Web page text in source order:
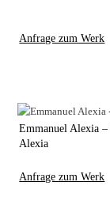
Anfrage zum Werk
Emmanuel Alexia
Alexia
Anfrage zum Werk